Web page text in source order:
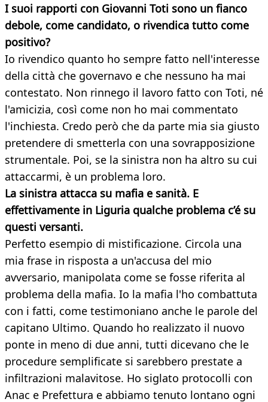
I suoi rapporti con Giovanni Toti sono un fianco
debole, come candidato, o rivendica tutto come
positivo?
Io rivendico quanto ho sempre fatto nell'interesse
della città che governavo e che nessuno ha mai
contestato. Non rinnego il lavoro fatto con Toti, né
l'amicizia, così come non ho mai commentato
l'inchiesta. Credo però che da parte mia sia giusto
pretendere di smetterla con una sovrapposizione
strumentale. Poi, se la sinistra non ha altro su cui
attaccarmi, è un problema loro.
La sinistra attacca su mafia e sanità. E
effettivamente in Liguria qualche problema c’é su
questi versanti.
Perfetto esempio di mistificazione. Circola una
mia frase in risposta a un'accusa del mio
avversario, manipolata come se fosse riferita al
problema della mafia. Io la mafia l'ho combattuta
con i fatti, come testimoniano anche le parole del
capitano Ultimo. Quando ho realizzato il nuovo
ponte in meno di due anni, tutti dicevano che le
procedure semplificate si sarebbero prestate a
infiltrazioni malavitose. Ho siglato protocolli con
Anac e Prefettura e abbiamo tenuto lontano ogni